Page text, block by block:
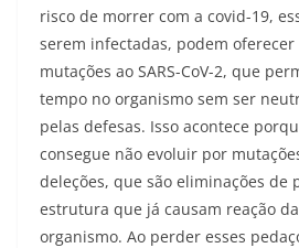
risco de morrer com a covid-19,
serem infectadas, podem oferecer
mutações ao SARS-CoV-2, que
tempo no organismo sem ser
pelas defesas. Isso acontece
consegue não evoluir por
deleções, que são eliminações de
estrutura que já causam reação
organismo. Ao perder esses